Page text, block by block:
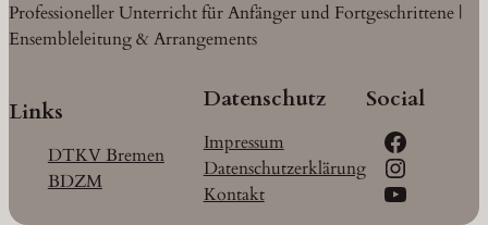
Professioneller Unterricht für Anfänger und Fortgeschrittene |
Ensembleleitung & Arrangements
Links
DTKV Bremen
BDZM
Datenschutz
Impressum
Datenschutzerklärung
Kontakt
Social
Facebook
Instagram
YouTube